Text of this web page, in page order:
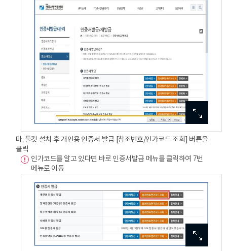
확대보기
확대보기
확대보기
확대보기
확대보기
마. 툴킷 설치 후 개인용 인증서 발급 [참조번호/인가코드 조회] 버튼을
클릭
인가코드를 알고 있다면 바로 인증서발급 메뉴를 클릭하여 7번
메뉴로 이동
확대보기
확대보기
확대보기
확대보기
확대보기